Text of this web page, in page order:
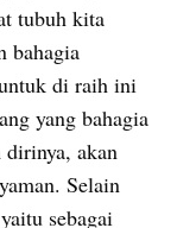
tubuh kita
bahagia
di raih ini
yang bahagia
akan
Selain
sebagai